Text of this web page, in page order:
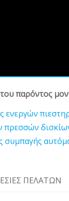
παρόντος
ενεργών
συμπαγής
ΠΕΛΑΤΏΝ